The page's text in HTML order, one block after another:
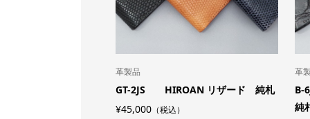
革製品
GT-2JS HIROAN リザード 純札
¥45,000 （税込）
革
B-
純